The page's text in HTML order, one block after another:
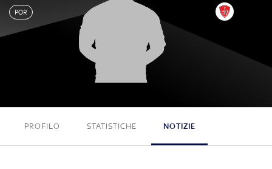
POR
Grégoire Coudert
PROFILO STATISTICHE NOTIZIE